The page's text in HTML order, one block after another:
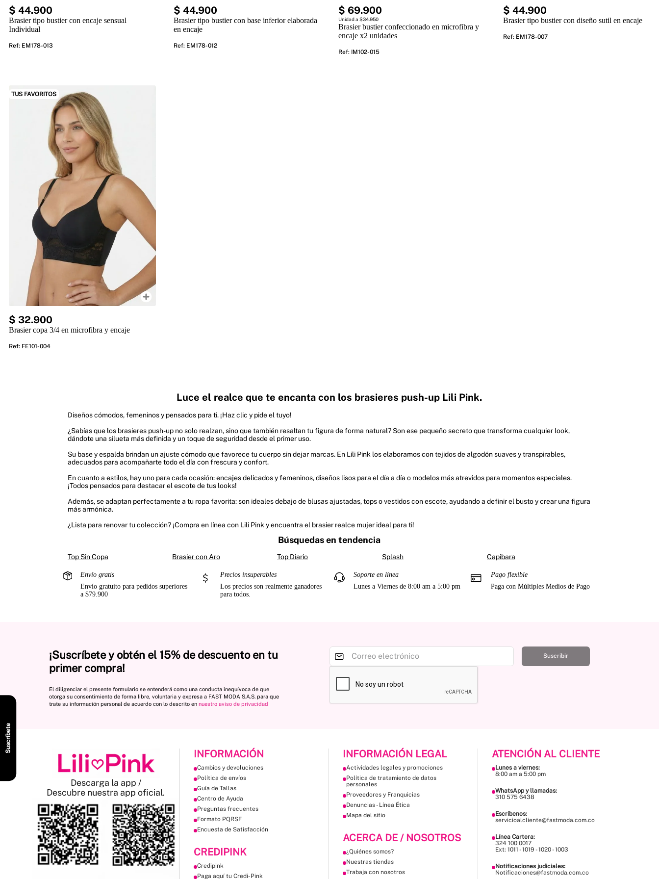
Suscríbete
$ 44.900
Brasier tipo bustier con encaje sensual
Individual
Ref: EM178-013
$ 44.900
Brasier tipo bustier con base inferior elaborada
en encaje
Ref: EM178-012
$ 69.900
Unidad a $34.950
Brasier bustier confeccionado en microfibra y
encaje x2 unidades
Ref: IM102-015
$ 44.900
Brasier tipo bustier con diseño sutil en encaje
Ref: EM178-007
TUS FAVORITOS
$ 32.900
Brasier copa 3/4 en microfibra y encaje
Ref: FE101-004
Luce el realce que te encanta con los brasieres push-up Lili Pink.
Diseños cómodos, femeninos y pensados para ti. ¡Haz clic y pide el tuyo!
¿Sabías que los brasieres push-up no solo realzan, sino que también resaltan tu figura de forma natural? Son ese pequeño secreto que transforma cualquier look,
dándote una silueta más definida y un toque de seguridad desde el primer uso.
Su base y espalda brindan un ajuste cómodo que favorece tu cuerpo sin dejar marcas. En Lili Pink los elaboramos con tejidos de algodón suaves y transpirables,
adecuados para acompañarte todo el día con frescura y confort.
En cuanto a estilos, hay uno para cada ocasión: encajes delicados y femeninos, diseños lisos para el día a día o modelos más atrevidos para momentos especiales.
¡Todos pensados para destacar el escote de tus looks!
Además, se adaptan perfectamente a tu ropa favorita: son ideales debajo de blusas ajustadas, tops o vestidos con escote, ayudando a definir el busto y crear una figura
más armónica.
¿Lista para renovar tu colección? ¡Compra en línea con Lili Pink y encuentra el brasier realce mujer ideal para ti!
Búsquedas en tendencia
Top Sin Copa Brasier con Aro Top Diario Splash Capibara
Envío gratis
Envío gratuito para pedidos superiores
a $79.900
Precios insuperables
Los precios son realmente ganadores
para todos.
Soporte en línea
Lunes a Viernes de 8:00 am a 5:00 pm
Pago flexible
Paga con Múltiples Medios de Pago
¡Suscríbete y obtén el 15% de descuento en tu
primer compra!
El diligenciar el presente formulario se entenderá como una conducta inequívoca de que
otorga su consentimiento de forma libre, voluntaria y expresa a FAST MODA S.A.S. para que
trate su información personal de acuerdo con lo descrito en nuestro aviso de privacidad
Suscribir
Descarga la app /
Descubre nuestra app oficial.
INFORMACIÓN
Cambios y devoluciones
Política de envíos
Guía de Tallas
Centro de Ayuda
Preguntas frecuentes
Formato PQRSF
Encuesta de Satisfacción
CREDIPINK
Credipink
Paga aquí tu Credi-Pink
INFORMACIÓN LEGAL
Actividades legales y promociones
Política de tratamiento de datos
personales
Proveedores y Franquicias
Denuncias - Línea Ética
Mapa del sitio
ACERCA DE / NOSOTROS
¿Quiénes somos?
Nuestras tiendas
Trabaja con nosotros
ATENCIÓN AL CLIENTE
Lunes a viernes:
8:00 am a 5:00 pm
WhatsApp y llamadas:
310 575 6438
Escríbenos:
servicioalcliente@fastmoda.com.co
Línea Cartera:
324 100 0017
Ext: 1011 - 1019 - 1020 - 1003
Notificaciones judiciales:
Notificaciones@fastmoda.com.co